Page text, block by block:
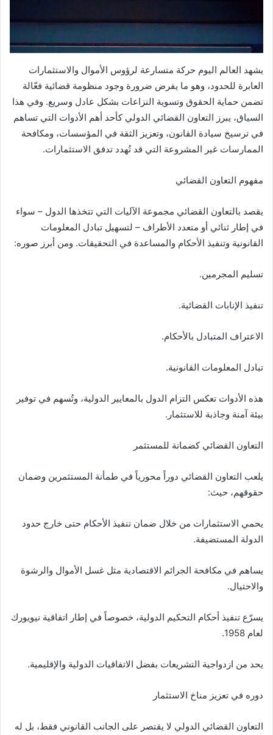
يشهد العالم اليوم حركة متسارعة لرؤوس الأموال والاستثمارات
العابرة للحدود، وهو ما يفرض ضرورة وجود منظومة قضائية فعّالة
تضمن حماية الحقوق وتسوية النزاعات بشكل عادل وسريع. وفي هذا
السياق، يبرز التعاون القضائي الدولي كأحد أهم الأدوات التي تساهم
في ترسيخ سيادة القانون، وتعزيز الثقة في المؤسسات، ومكافحة
الممارسات غير المشروعة التي قد تُهدد تدفق الاستثمارات.
مفهوم التعاون القضائي
يقصد بالتعاون القضائي مجموعة الآليات التي تتخذها الدول – سواء
في إطار ثنائي أو متعدد الأطراف – لتسهيل تبادل المعلومات
القانونية وتنفيذ الأحكام والمساعدة في التحقيقات. ومن أبرز صوره:
تسليم المجرمين.
تنفيذ الإنابات القضائية.
الاعتراف المتبادل بالأحكام.
تبادل المعلومات القانونية.
هذه الأدوات تعكس التزام الدول بالمعايير الدولية، وتُسهم في توفير
بيئة آمنة وجاذبة للاستثمار.
التعاون القضائي كضمانة للمستثمر
يلعب التعاون القضائي دوراً محورياً في طمأنة المستثمرين وضمان
حقوقهم، حيث:
يحمي الاستثمارات من خلال ضمان تنفيذ الأحكام حتى خارج حدود
الدولة المستضيفة.
يساهم في مكافحة الجرائم الاقتصادية مثل غسل الأموال والرشوة
والاحتيال.
يسرّع تنفيذ أحكام التحكيم الدولية، خصوصاً في إطار اتفاقية نيويورك
لعام 1958.
يحد من ازدواجية التشريعات بفضل الاتفاقيات الدولية والإقليمية.
دوره في تعزيز مناخ الاستثمار
التعاون القضائي الدولي لا يقتصر على الجانب القانوني فقط، بل له